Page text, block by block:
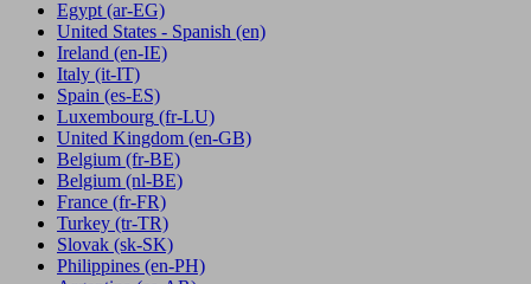
Egypt (ar-EG)
United States - Spanish (en)
Ireland (en-IE)
Italy (it-IT)
Spain (es-ES)
Luxembourg (fr-LU)
United Kingdom (en-GB)
Belgium (fr-BE)
Belgium (nl-BE)
France (fr-FR)
Turkey (tr-TR)
Slovak (sk-SK)
Philippines (en-PH)